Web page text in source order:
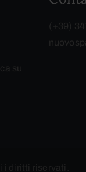
su
(+39)